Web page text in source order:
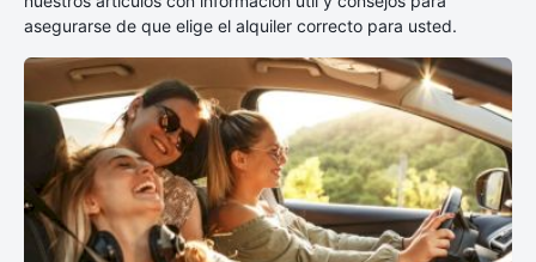
asegurarse de que elige el alquiler correcto para usted.